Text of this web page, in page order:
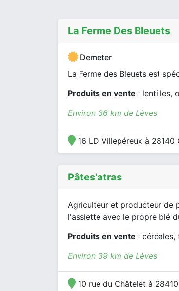
La Ferme Des Bleuets
Demeter
La Ferme des Bleuets est
Produits en vente : lentilles,
Environ 36 km de Lèves
16 LD Villepéreux à 28140
Pâtes'atras
Agriculteur et producteur de
l'assiette avec le propre blé
Produits en vente :
Environ 39 km de Lèves
10 rue du Châtelet à